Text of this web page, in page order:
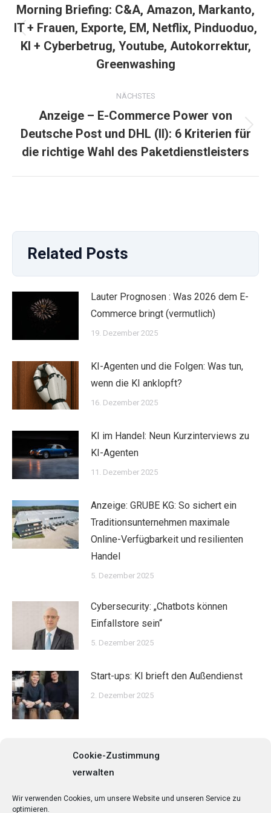
Cookie-Zustimmung
verwalten
Wir verwenden Cookies, um unsere Website und unseren Service zu
optimieren.
Vorheriger
Beitrag:
Morning Briefing: C&A, Amazon, Markanto,
IT + Frauen, Exporte, EM, Netflix, Pinduoduo,
KI + Cyberbetrug, Youtube, Autokorrektur,
Greenwashing
NÄCHSTES
Nächster
Beitrag:
Anzeige – E-Commerce Power von
Deutsche Post und DHL (II): 6 Kriterien für
die richtige Wahl des Paketdienstleisters
Related Posts
Lauter Prognosen : Was 2026 dem E-
Commerce bringt (vermutlich)
19. Dezember 2025
KI-Agenten und die Folgen: Was tun,
wenn die KI anklopft?
16. Dezember 2025
KI im Handel: Neun Kurzinterviews zu
KI-Agenten
11. Dezember 2025
Anzeige: GRUBE KG: So sichert ein
Traditionsunternehmen maximale
Online-Verfügbarkeit und resilienten
Handel
5. Dezember 2025
Cybersecurity: „Chatbots können
Einfallstore sein“
5. Dezember 2025
Start-ups: KI brieft den Außendienst
2. Dezember 2025